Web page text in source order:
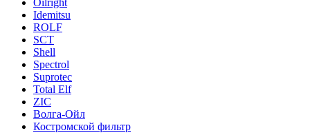
Idemitsu
ROLF
SCT
Shell
Spectrol
Suprotec
Total Elf
ZIC
Волга-Ойл
Костромской фильтр